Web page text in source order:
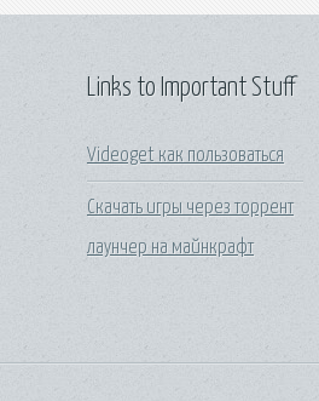
Links to Important Stuff
Videoget как пользоваться
Скачать игры через торрент
лаунчер на майнкрафт